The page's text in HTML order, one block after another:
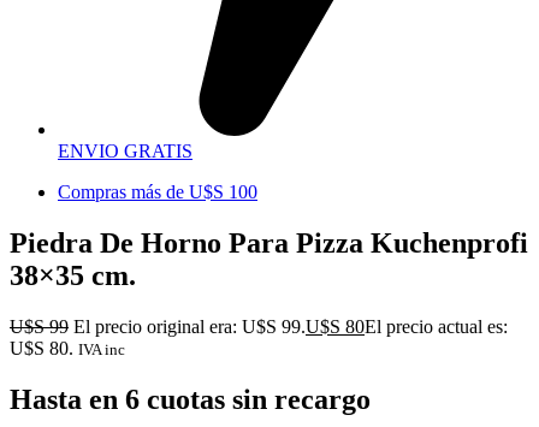
ENVIO GRATIS
Compras más de U$S 100
Piedra De Horno Para Pizza Kuchenprofi
38×35 cm.
U$S99 El precio original era: U$S 99.U$S 80El precio actual es:
U$S 80. IVA inc
Hasta en 6 cuotas sin recargo